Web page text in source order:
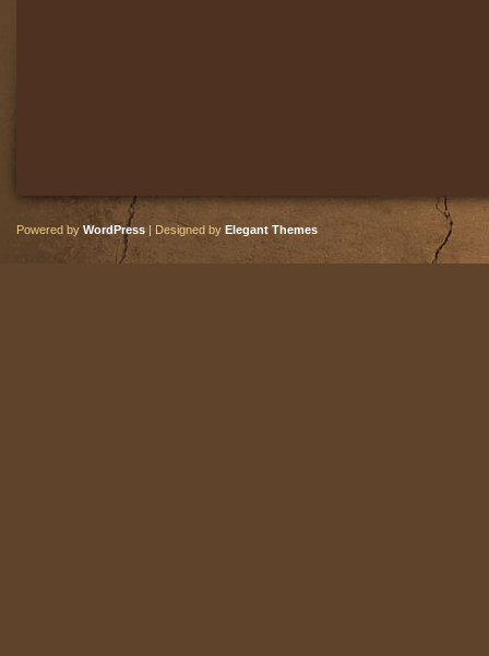
Powered by WordPress | Designed by Elegant Themes